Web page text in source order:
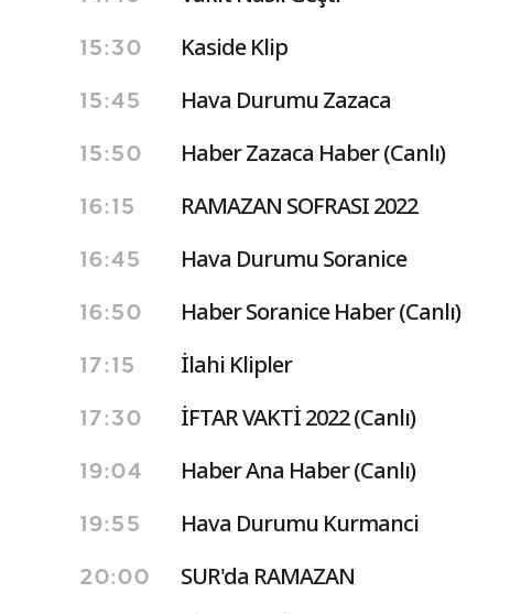
15:30 Kaside Klip
15:45 Hava Durumu Zazaca
15:50 Haber Zazaca Haber (Canlı)
16:15 RAMAZAN SOFRASI 2022
16:45 Hava Durumu Soranice
16:50 Haber Soranice Haber (Canlı)
17:15 İlahi Klipler
17:30 İFTAR VAKTİ 2022 (Canlı)
19:04 Haber Ana Haber (Canlı)
19:55 Hava Durumu Kurmanci
20:00 SUR'da RAMAZAN